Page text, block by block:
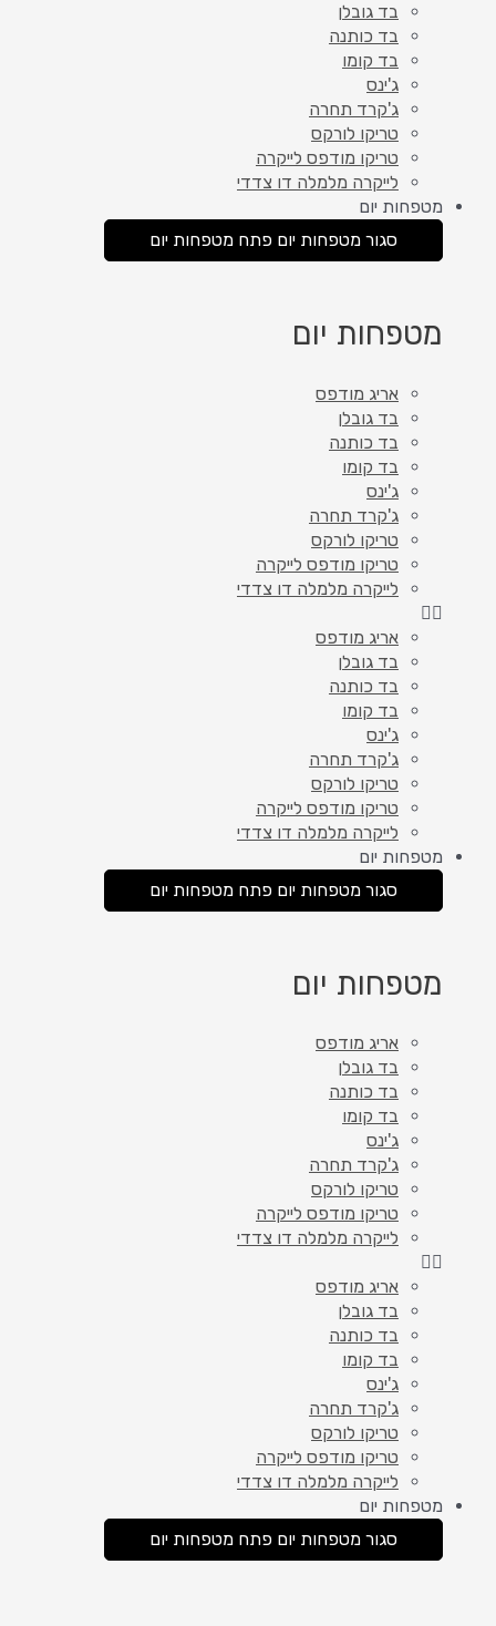
בד גובלן
בד כותנה
בד קומו
ג'ינס
ג'קרד תחרה
טריקו לורקס
טריקו מודפס לייקרה
לייקרה מלמלה דו צדדי
מטפחות יום
סגור מטפחות יום פתח מטפחות יום
מטפחות יום
אריג מודפס
בד גובלן
בד כותנה
בד קומו
ג'ינס
ג'קרד תחרה
טריקו לורקס
טריקו מודפס לייקרה
לייקרה מלמלה דו צדדי
אריג מודפס
בד גובלן
בד כותנה
בד קומו
ג'ינס
ג'קרד תחרה
טריקו לורקס
טריקו מודפס לייקרה
לייקרה מלמלה דו צדדי
מטפחות יום
סגור מטפחות יום פתח מטפחות יום
מטפחות יום
אריג מודפס
בד גובלן
בד כותנה
בד קומו
ג'ינס
ג'קרד תחרה
טריקו לורקס
טריקו מודפס לייקרה
לייקרה מלמלה דו צדדי
אריג מודפס
בד גובלן
בד כותנה
בד קומו
ג'ינס
ג'קרד תחרה
טריקו לורקס
טריקו מודפס לייקרה
לייקרה מלמלה דו צדדי
מטפחות יום
סגור מטפחות יום פתח מטפחות יום